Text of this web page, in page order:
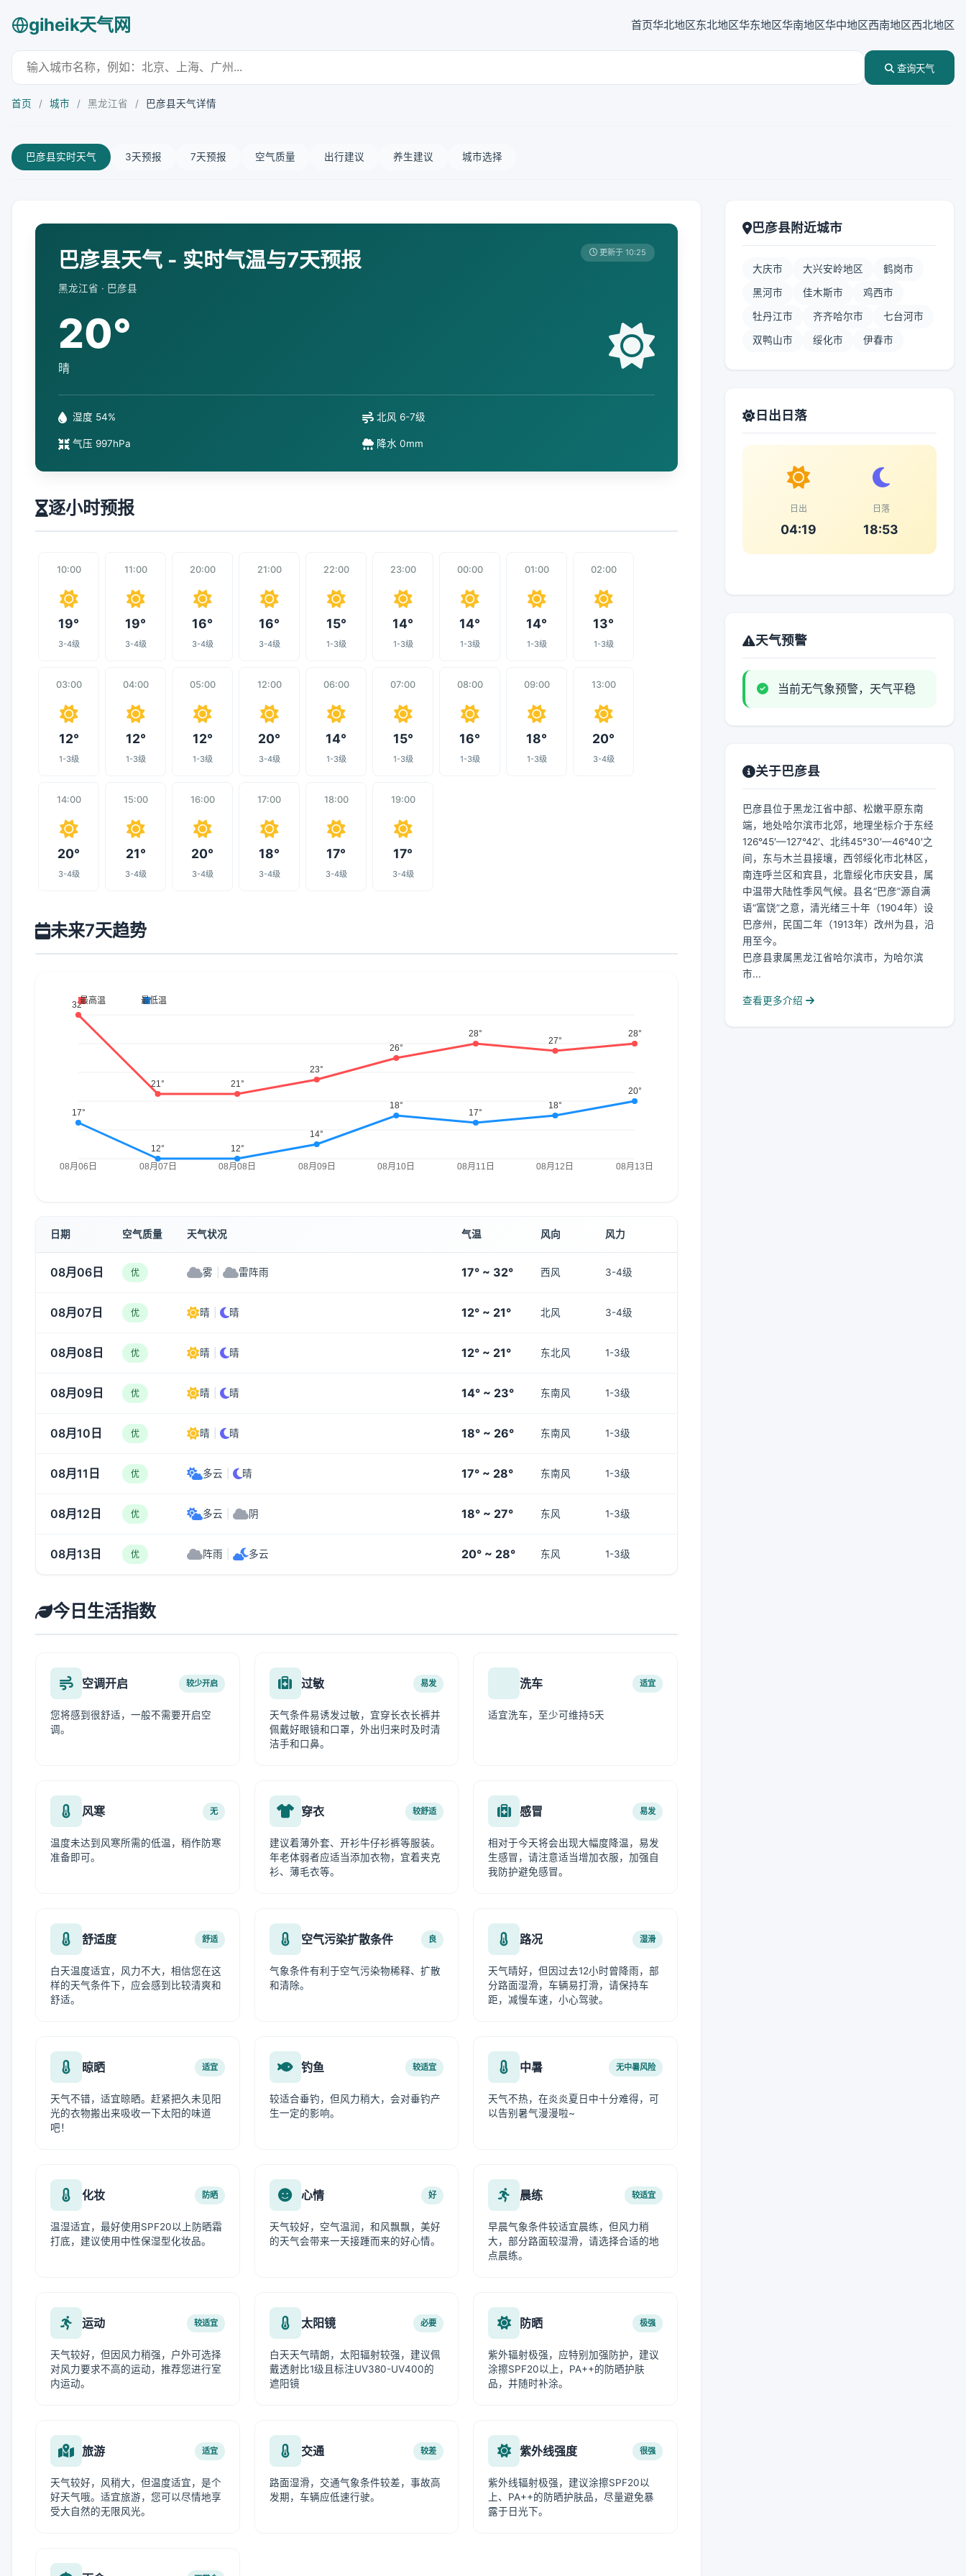
giheik天气网 首页华北地区东北地区华东地区华南地区华中地区西南地区西北地区
查询天气
首页 / 城市 / 黑龙江省 / 巴彦县天气详情
巴彦县实时天气 3天预报 7天预报 空气质量 出行建议 养生建议 城市选择
巴彦县天气 - 实时气温与7天预报
黑龙江省 · 巴彦县
更新于 10:25
20°
晴
湿度 54% 北风 6-7级
气压 997hPa 降水 0mm
逐小时预报
10:00
19°
3-4级
11:00
19°
3-4级
20:00
16°
3-4级
21:00
16°
3-4级
22:00
15°
1-3级
23:00
14°
1-3级
00:00
14°
1-3级
01:00
14°
1-3级
02:00
13°
1-3级
03:00
12°
1-3级
04:00
12°
1-3级
05:00
12°
1-3级
12:00
20°
3-4级
06:00
14°
1-3级
07:00
15°
1-3级
08:00
16°
1-3级
09:00
18°
1-3级
13:00
20°
3-4级
14:00
20°
3-4级
15:00
21°
3-4级
16:00
20°
3-4级
17:00
18°
3-4级
18:00
17°
3-4级
19:00
17°
3-4级
未来7天趋势
日期 空气质量 天气状况 气温 风向 风力
08月06日 优 雾 雷阵雨 17° ~ 32° 西风 3-4级
08月07日 优 晴 晴 12° ~ 21° 北风 3-4级
08月08日 优 晴 晴 12° ~ 21° 东北风 1-3级
08月09日 优 晴 晴 14° ~ 23° 东南风 1-3级
08月10日 优 晴 晴 18° ~ 26° 东南风 1-3级
08月11日 优 多云 晴 17° ~ 28° 东南风 1-3级
08月12日 优 多云 阴 18° ~ 27° 东风 1-3级
08月13日 优 阵雨 多云 20° ~ 28° 东风 1-3级
今日生活指数
空调开启 较少开启
您将感到很舒适，一般不需要开启空
调。
过敏 易发
天气条件易诱发过敏，宜穿长衣长裤并
佩戴好眼镜和口罩，外出归来时及时清
洁手和口鼻。
洗车 适宜
适宜洗车，至少可维持5天
风寒 无
温度未达到风寒所需的低温，稍作防寒
准备即可。
穿衣 较舒适
建议着薄外套、开衫牛仔衫裤等服装。
年老体弱者应适当添加衣物，宜着夹克
衫、薄毛衣等。
感冒 易发
相对于今天将会出现大幅度降温，易发
生感冒，请注意适当增加衣服，加强自
我防护避免感冒。
舒适度 舒适
白天温度适宜，风力不大，相信您在这
样的天气条件下，应会感到比较清爽和
舒适。
空气污染扩散条件 良
气象条件有利于空气污染物稀释、扩散
和清除。
路况 湿滑
天气晴好，但因过去12小时曾降雨，部
分路面湿滑，车辆易打滑，请保持车
距，减慢车速，小心驾驶。
晾晒 适宜
天气不错，适宜晾晒。赶紧把久未见阳
光的衣物搬出来吸收一下太阳的味道
吧！
钓鱼 较适宜
较适合垂钓，但风力稍大，会对垂钓产
生一定的影响。
中暑 无中暑风险
天气不热，在炎炎夏日中十分难得，可
以告别暑气漫漫啦~
化妆 防晒
温湿适宜，最好使用SPF20以上防晒霜
打底，建议使用中性保湿型化妆品。
心情 好
天气较好，空气温润，和风飘飘，美好
的天气会带来一天接踵而来的好心情。
晨练 较适宜
早晨气象条件较适宜晨练，但风力稍
大，部分路面较湿滑，请选择合适的地
点晨练。
运动 较适宜
天气较好，但因风力稍强，户外可选择
对风力要求不高的运动，推荐您进行室
内运动。
太阳镜 必要
白天天气晴朗，太阳辐射较强，建议佩
戴透射比1级且标注UV380-UV400的
遮阳镜
防晒 极强
紫外辐射极强，应特别加强防护，建议
涂擦SPF20以上，PA++的防晒护肤
品，并随时补涂。
旅游 适宜
天气较好，风稍大，但温度适宜，是个
好天气哦。适宜旅游，您可以尽情地享
受大自然的无限风光。
交通 较差
路面湿滑，交通气象条件较差，事故高
发期，车辆应低速行驶。
紫外线强度 很强
紫外线辐射极强，建议涂擦SPF20以
上、PA++的防晒护肤品，尽量避免暴
露于日光下。
巴彦县附近城市
大庆市 大兴安岭地区 鹤岗市
黑河市 佳木斯市 鸡西市
牡丹江市 齐齐哈尔市 七台河市
双鸭山市 绥化市 伊春市
日出日落
日出
04:19
日落
18:53
天气预警
当前无气象预警，天气平稳
关于巴彦县
巴彦县位于黑龙江省中部、松嫩平原东南
端，地处哈尔滨市北郊，地理坐标介于东经
126°45′—127°42′、北纬45°30′—46°40′之
间，东与木兰县接壤，西邻绥化市北林区，
南连呼兰区和宾县，北靠绥化市庆安县，属
中温带大陆性季风气候。县名“巴彦”源自满
语“富饶”之意，清光绪三十年（1904年）设
巴彦州，民国二年（1913年）改州为县，沿
用至今。
巴彦县隶属黑龙江省哈尔滨市，为哈尔滨
市...
查看更多介绍